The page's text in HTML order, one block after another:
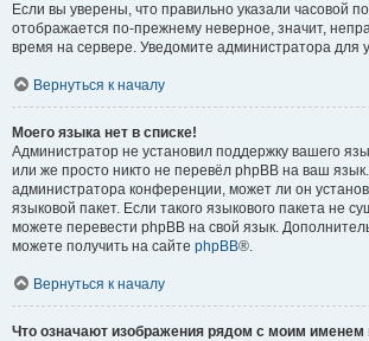
Если вы уверены, что правильно указали часовой
отображается по-прежнему неверное, значит,
время на сервере. Уведомите администратора для
Вернуться к началу
Моего языка нет в списке!
Администратор не установил поддержку вашего
или же просто никто не перевёл phpBB на ваш
администратора конференции, может ли он
языковой пакет. Если такого языкового пакета не
можете перевести phpBB на свой язык.
можете получить на сайте phpBB®.
Вернуться к началу
Что означают изображения рядом с моим именем